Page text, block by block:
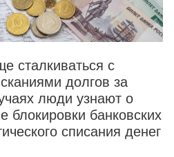
сталкиваться с
долгов за
люди узнают о
блокировки банковских
списания денег